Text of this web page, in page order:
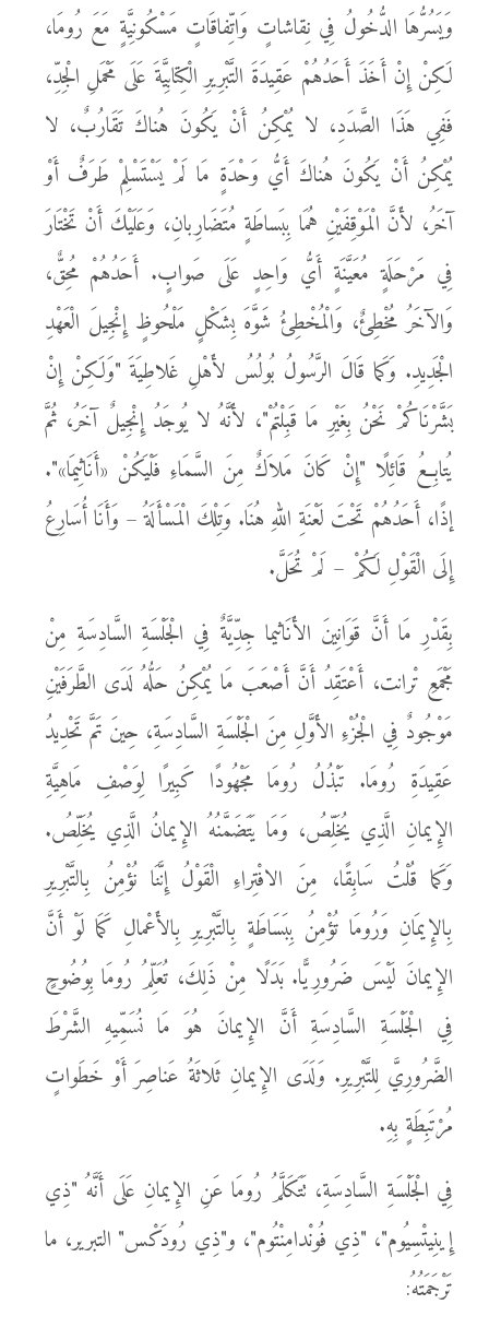
وَيَسُرُّهَا الدُّخُولُ فِي نِقاشاتٍ وَاتِّفاقَاتٍ مَسْكُونِيَّةٍ مَعَ رُومَا،
لَكِنْ إِنْ أَخَذَ أَحَدُهُمْ عَقِيدَةَ التَّبْرِيرِ الْكِتابِيَّةَ عَلَى مَحْمَلِ الْجِدِّ،
فَفِي هَذَا الصَّدَدِ، لا يُمْكِنُ أَنْ يَكُونَ هُناكَ تَقَارُبٌ، لا
يُمْكِنُ أَنْ يَكُونَ هُناكَ أَيُّ وَحْدَةٍ مَا لَمْ يَسْتَسْلِمْ طَرَفٌ أَوْ
آخَرُ، لأَنَّ الْمَوْقِفَيْنِ هُمَا بِبَساطَةٍ مُتَضَارِبانِ، وَعَلَيْكَ أَنْ تَخْتَارَ
فِي مَرْحَلَةٍ مُعَيَّنَةٍ أَيُّ وَاحِدٍ عَلَى صَوابٍ. أَحَدُهُمْ مُحِقٌّ،
وَالآخَرُ مُخْطِئٌ، وَالْمُخْطِئُ شَوَّهَ بِشَكْلٍ مَلْحُوظٍ إِنْجِيلَ الْعَهْدِ
الْجَدِيدِ. وَكَما قَالَ الرَّسُولُ بُولُسُ لأَهْلِ غَلاطِيَةَ "وَلَكِنْ إِنْ
بَشَّرْنَاكُمْ نَحْنُ بِغَيْرِ مَا قَبِلْتُمْ"، لأَنَّهُ لا يُوجَدُ إِنْجِيلٌ آخَرُ، ثُمَّ
يُتابِعُ قَائِلًا "إِنْ كَانَ مَلاَكٌ مِنَ السَّمَاءِ فَلْيَكُنْ «أَنَاثِيمَا»".
إذًا، أَحَدُهُمْ تَحْتَ لَعْنَةِ اللهِ هُنَا. وَتِلْكَ الْمَسْأَلَةُ – وَأَنَا أُسَارِعُ
إِلَى الْقَوْلِ لَكُمْ – لَمْ تُحَلَّ.
بِقَدْرِ مَا أَنَّ قَوَانِينَ الأَنَاثيما جِدِّيَّةٌ فِي الْجَلْسَةِ السَّادِسَةِ مِنْ
مَجْمَعِ تْرانت، أَعْتَقِدُ أَنَّ أَصْعَبَ مَا يُمْكِنُ حَلُّهُ لَدَى الطَّرَفَيْنِ
مَوْجُودٌ فِي الْجُزْءِ الأَوَّلِ مِنَ الْجَلْسَةِ السَّادِسَةِ، حِينَ تَمَّ تَحْدِيدُ
عَقِيدَةِ رُومَا. تَبْذُلُ رُومَا مَجْهُودًا كَبِيرًا لِوَصْفِ مَاهِيَّةِ
الإِيمانِ الَّذِي يُخَلِّصُ، وَمَا يَتَضَمَّنُهُ الإِيمانُ الَّذِي يُخَلِّصُ.
وَكَما قُلْتُ سَابِقًا، مِنَ الافْتِراءِ الْقَوْلُ إِنَّنَا نُؤْمِنُ بِالتَّبْرِيرِ
بِالإِيمَانِ وَرُومَا تُؤْمِنُ بِبَسَاطَةٍ بِالتَّبْرِيرِ بِالأَعْمالِ كَمَا لَوْ أَنَّ
الإِيمانَ لَيْسَ ضَرُورِيًّا. بَدَلًا مِنْ ذَلِكَ، تُعَلِّمُ رُومَا بِوُضُوحٍ
فِي الْجَلْسَةِ السَّادِسَةِ أَنَّ الإِيمانَ هُوَ مَا نُسَمِّيهِ الشَّرْطَ
الضَّرُورِيَّ لِلتَّبْرِيرِ. وَلَدَى الإِيمانِ ثَلاثَةُ عَناصِرَ أَوْ خَطَواتٍ
مُرْتَبِطَةٍ بِهِ.
فِي الْجَلْسَةِ السَّادِسَةِ، تَتَكَلَّمُ رُومَا عَنِ الإِيمانِ عَلَى أَنَّهُ "ذِي
إِينِيتْسِيُوم"، "ذِي فُونْدامِنْتُوم"، و"ذِي رُودَكْس" التبرير، ما
تَرْجَمَتُهُ: